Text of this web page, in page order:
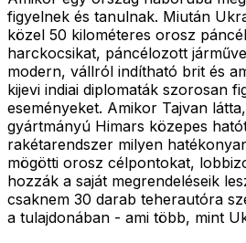
figyelnek és tanulnak. Miután
közel 50 kilométeres orosz
harckocsikat, páncélozott
modern, vállról indítható brit és
kijevi indiai diplomaták szorosan
eseményeket. Amikor Tajvan
gyártmányú Himars közepes
rakétarendszer milyen
mögötti orosz célpontokat,
hozzák a saját megrendeléseik
csaknem 30 darab teherautóra
a tulajdonában - ami több, mint